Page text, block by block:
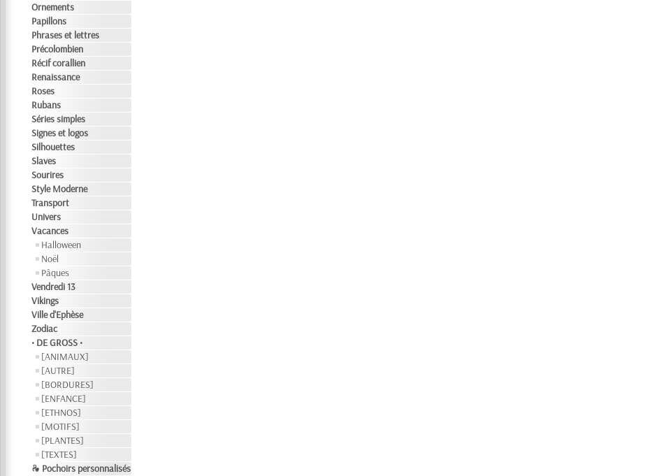
Ornements
Papillons
Phrases et lettres
Précolombien
Récif corallien
Renaissance
Roses
Rubans
Séries simples
Signes et logos
Silhouettes
Slaves
Sourires
Style Moderne
Transport
Univers
Vacances
Halloween
Noël
Pâques
Vendredi 13
Vikings
Ville d'Ephèse
Zodiac
• DE GROSS •
[ANIMAUX]
[AUTRE]
[BORDURES]
[ENFANCE]
[ETHNOS]
[MOTIFS]
[PLANTES]
[TEXTES]
❧ Pochoirs personnalisés